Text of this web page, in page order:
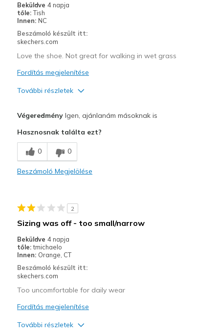
Going Out
Travel
Width
Feels true to width
Sizing
Feels true to size
Beküldve 4 napja
tőle: Tish
Innen: NC
Beszámoló készült itt:
skechers.com
Love the shoe. Not great for walking in wet grass
Fordítás megjelenítése
További részletek
Comfortable
Durable
Casual Wear
Width
Sizing
View On Shoes
VégeredményIgen, ajánlanám másoknak is
Hasznosnak találta ezt?
0 0
Beszámoló Megjelölése
2
Sizing was off - too small/narrow
Beküldve 4 napja
tőle: tmichaelo
Innen: Orange, CT
Beszámoló készült itt:
skechers.com
Too uncomfortable for daily wear
Fordítás megjelenítése
További részletek